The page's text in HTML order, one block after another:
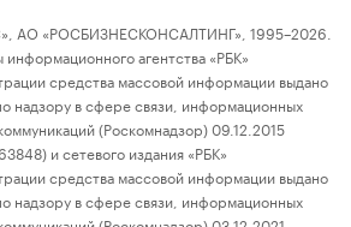
АО «РОСБИЗНЕСКОНСАЛТИНГ», 1995–2026.
агентства «РБК»
средства массовой информации выдано
надзору в сфере связи, информационных
(Роскомнадзор) 09.12.2015
и сетевого издания «РБК»
средства массовой информации выдано
надзору в сфере связи, информационных